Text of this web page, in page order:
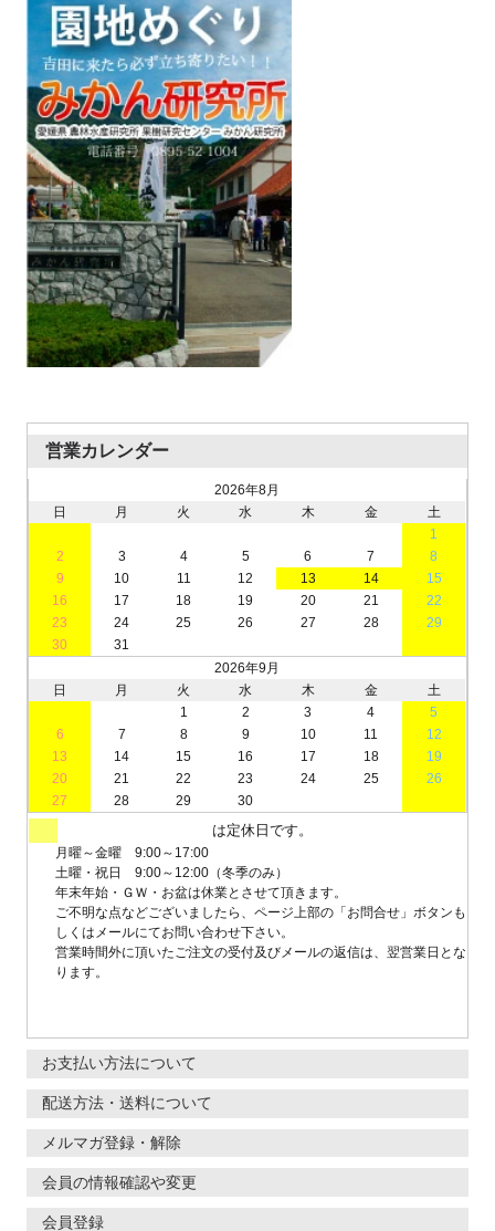
営業カレンダー
2026年8月
日
月 火 水 木 金
土
1
2
3 4 5 6 7
8
9
10 11 12 13 14
15
16
17 18 19 20 21
22
23
24 25 26 27 28
29
30
31
2026年9月
日
月 火 水 木 金
土
1
2 3 4
5
6
7 8 9 10 11
12
13
14 15 16 17 18
19
20
21 22 23 24 25
26
27
28 29 30
は定休日です。
月曜～金曜 9:00～17:00
土曜・祝日 9:00～12:00（冬季のみ）
年末年始・ＧＷ・お盆は休業とさせて頂きます。
ご不明な点などございましたら、ページ上部の「お問合せ」ボタンも
しくはメールにてお問い合わせ下さい。
営業時間外に頂いたご注文の受付及びメールの返信は、翌営業日とな
ります。
お支払い方法について
配送方法・送料について
メルマガ登録・解除
会員の情報確認や変更
会員登録